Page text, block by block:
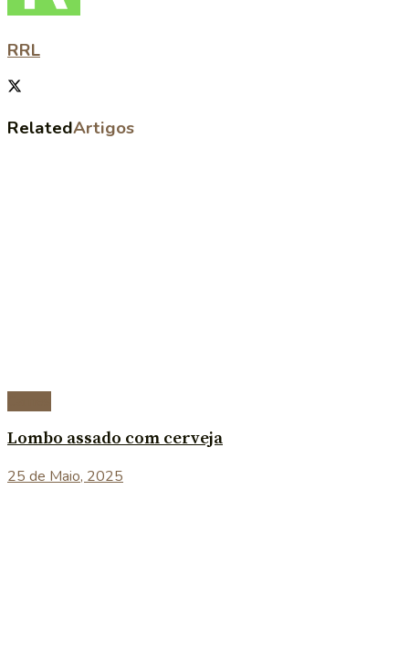
RRL
RelatedArtigos
Lombo assado com cerveja
25 de Maio, 2025